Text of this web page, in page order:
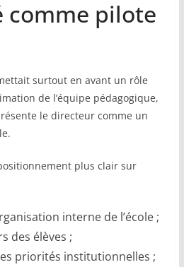
comme pilote
surtout en avant un rôle
de l’équipe pédagogique,
le directeur comme un
plus clair sur
interne de l’école ;
des élèves ;
priorités institutionnelles ;